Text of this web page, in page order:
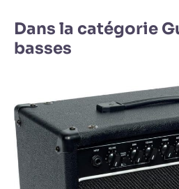
Dans la catégorie
basses